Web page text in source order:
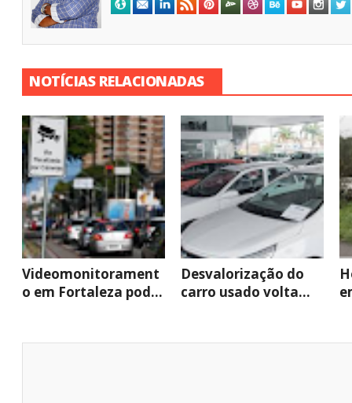
NOTÍCIAS RELACIONADAS
Videomonitorament
o em Fortaleza pod...
Desvalorização do
carro usado volta...